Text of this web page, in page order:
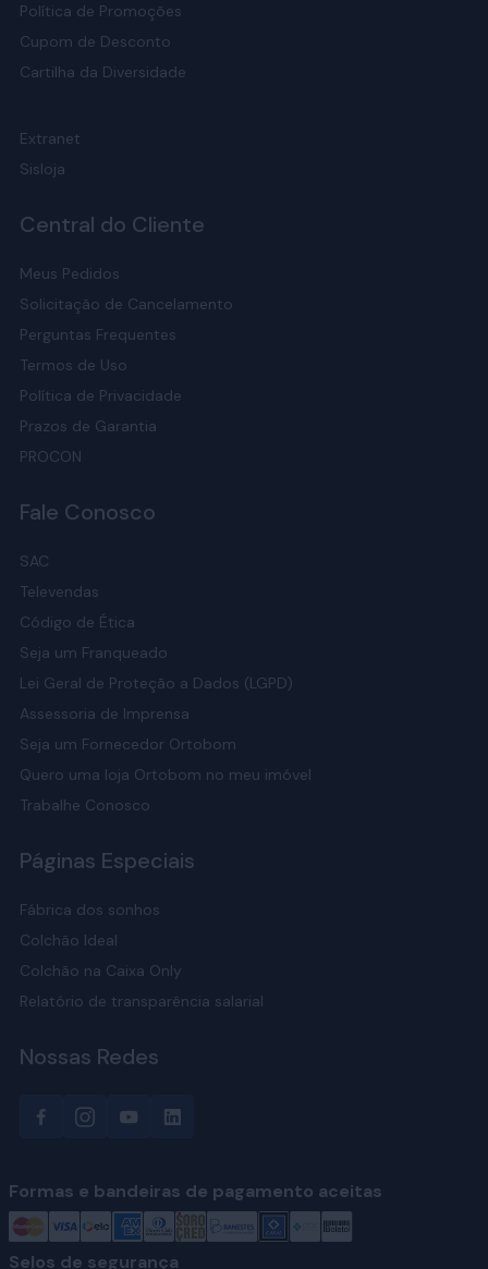
Política de Promoções
Cupom de Desconto
Cartilha da Diversidade
Extranet
Sisloja
Central do Cliente
Meus Pedidos
Solicitação de Cancelamento
Perguntas Frequentes
Termos de Uso
Política de Privacidade
Prazos de Garantia
PROCON
Fale Conosco
SAC
Televendas
Código de Ética
Seja um Franqueado
Lei Geral de Proteção a Dados (LGPD)
Assessoria de Imprensa
Seja um Fornecedor Ortobom
Quero uma loja Ortobom no meu imóvel
Trabalhe Conosco
Páginas Especiais
Fábrica dos sonhos
Colchão Ideal
Colchão na Caixa Only
Relatório de transparência salarial
Nossas Redes
Formas e bandeiras de pagamento aceitas
Selos de segurança